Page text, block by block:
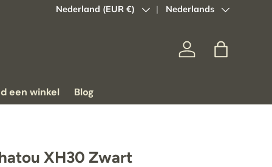
Land/Regio
Nederland (EUR €) Taal Nederlands
InloggenTas
een winkel Blog
XH30 Zwart